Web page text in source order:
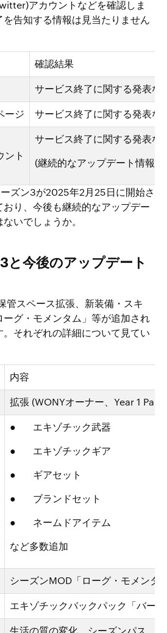
アカウントなどを確認しま
を告知する情報は見当たりません
確認結果
サービス終了に関する発表な
ージ サービス終了に関する発表な
ント
サービス終了に関する発表な
(継続的なアップデート情報
ズン3が2025年2月25日に開始さ
おり、今後も継続的なアップデー
いでしょうか。
と今後のアップデート
管スペース拡張、新装備・スキ
ーグ・モメンタム」等が追加され
。それぞれの詳細について見てい
内容
拡張 (WONYオーナー、Year 1 Pass
● エキゾチック武器
● エキゾチックギア
● ギアセット
● ブランドセット
● ネームドアイテム
など多数追加
シーズンMOD「ローグ・モメンタ
エキゾチックバックパック「バー